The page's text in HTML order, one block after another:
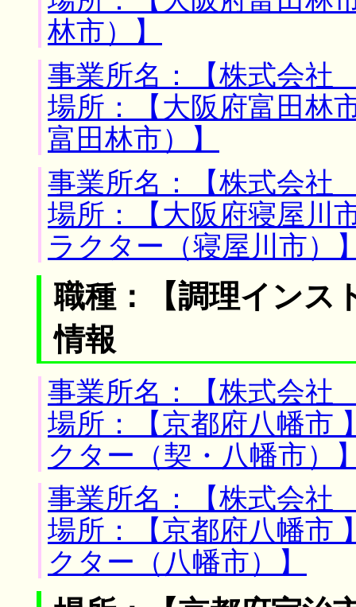
林市）】
事業所名：【株式会
場所：【大阪府富田林
富田林市）】
事業所名：【株式会
場所：【大阪府寝屋川
ラクター（寝屋川市）
職種：【調理インス
情報
事業所名：【株式会
場所：【京都府八幡市
クター（契・八幡市）
事業所名：【株式会
場所：【京都府八幡市
クター（八幡市）】